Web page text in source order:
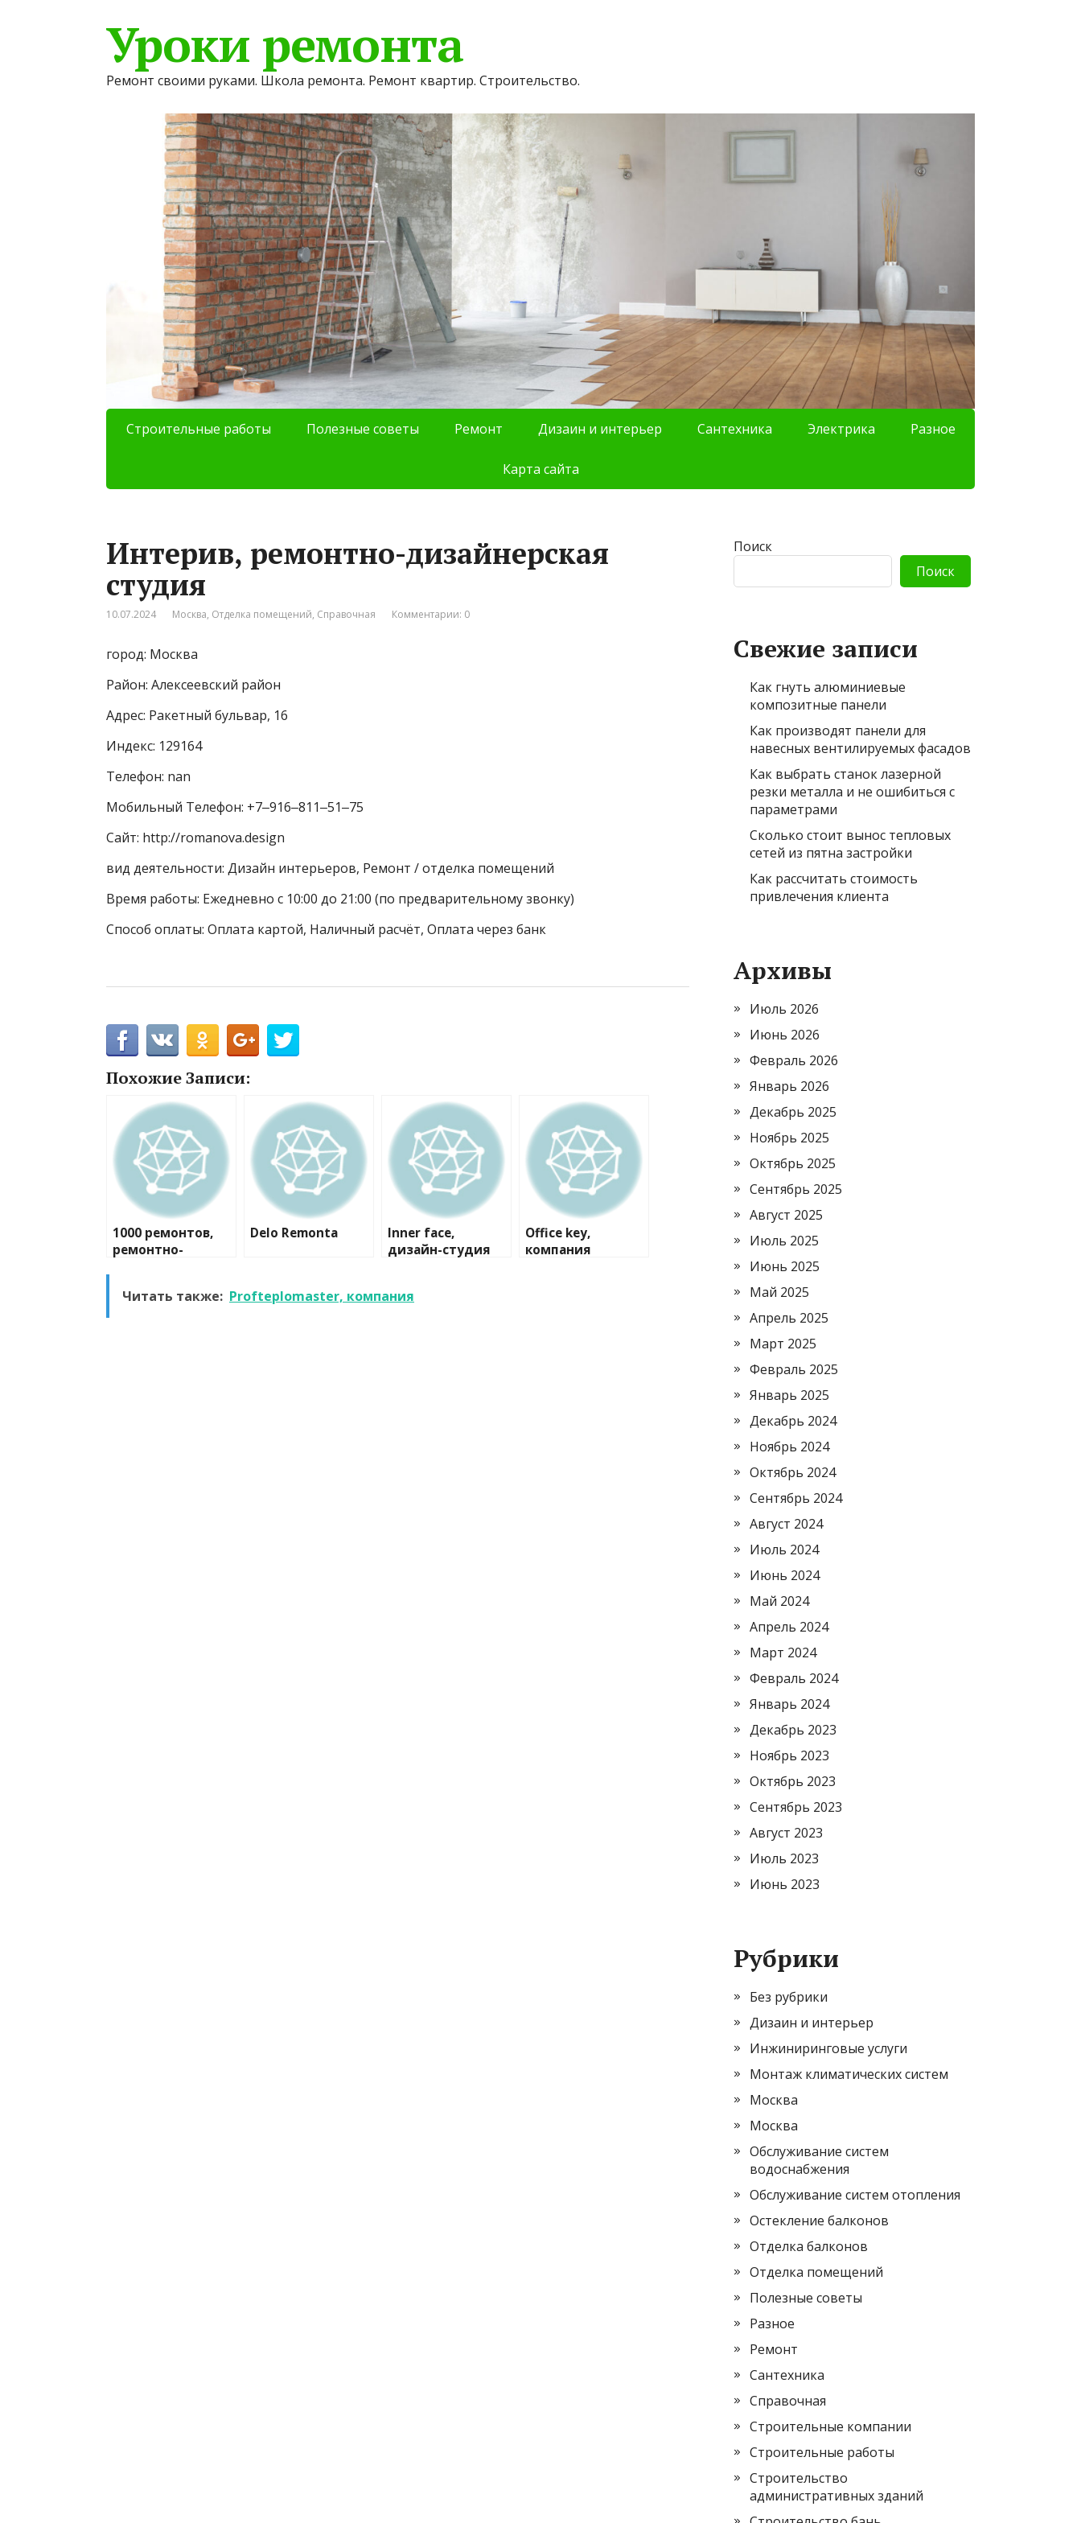
Уроки ремонта
Ремонт своими руками. Школа ремонта. Ремонт квартир. Строительство.
Строительные работы Полезные советы Ремонт Дизаин и интерьер Сантехника Электрика Разное
Карта сайта
Интерив, ремонтно-дизайнерская
студия
10.07.2024 Москва, Отделка помещений, Справочная Комментарии: 0
город: Москва
Район: Алексеевский район
Адрес: Ракетный бульвар, 16
Индекс: 129164
Телефон: nan
Мобильный Телефон: +7‒916‒811‒51‒75
Сайт: http://romanova.design
вид деятельности: Дизайн интерьеров, Ремонт / отделка помещений
Время работы: Ежедневно с 10:00 до 21:00 (по предварительному звонку)
Способ оплаты: Оплата картой, Наличный расчёт, Оплата через банк
Похожие Записи:
1000 ремонтов,
ремонтно-
Delo Remonta
Inner face,
дизайн-студия
Office key,
компания
Читать также: Profteplomaster, компания
Поиск
Поиск
Свежие записи
Как гнуть алюминиевые
композитные панели
Как производят панели для
навесных вентилируемых фасадов
Как выбрать станок лазерной
резки металла и не ошибиться с
параметрами
Сколько стоит вынос тепловых
сетей из пятна застройки
Как рассчитать стоимость
привлечения клиента
Архивы
Июль 2026
Июнь 2026
Февраль 2026
Январь 2026
Декабрь 2025
Ноябрь 2025
Октябрь 2025
Сентябрь 2025
Август 2025
Июль 2025
Июнь 2025
Май 2025
Апрель 2025
Март 2025
Февраль 2025
Январь 2025
Декабрь 2024
Ноябрь 2024
Октябрь 2024
Сентябрь 2024
Август 2024
Июль 2024
Июнь 2024
Май 2024
Апрель 2024
Март 2024
Февраль 2024
Январь 2024
Декабрь 2023
Ноябрь 2023
Октябрь 2023
Сентябрь 2023
Август 2023
Июль 2023
Июнь 2023
Рубрики
Без рубрики
Дизаин и интерьер
Инжиниринговые услуги
Монтаж климатических систем
Москва
Москва
Обслуживание систем
водоснабжения
Обслуживание систем отопления
Остекление балконов
Отделка балконов
Отделка помещений
Полезные советы
Разное
Ремонт
Сантехника
Справочная
Строительные компании
Строительные работы
Строительство
административных зданий